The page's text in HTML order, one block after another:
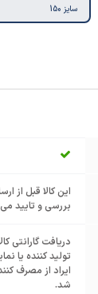
سایز 150
این کالا قبل از
بررسی و تایید
دریافت گارانتی
تولید کننده یا
ایراد از مصرف
شد.